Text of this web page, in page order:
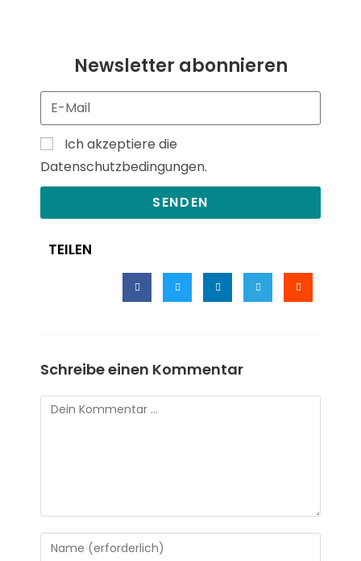
Newsletter abonnieren
Ich akzeptiere die
Datenschutzbedingungen.
SENDEN
TEILEN
Schreibe einen Kommentar